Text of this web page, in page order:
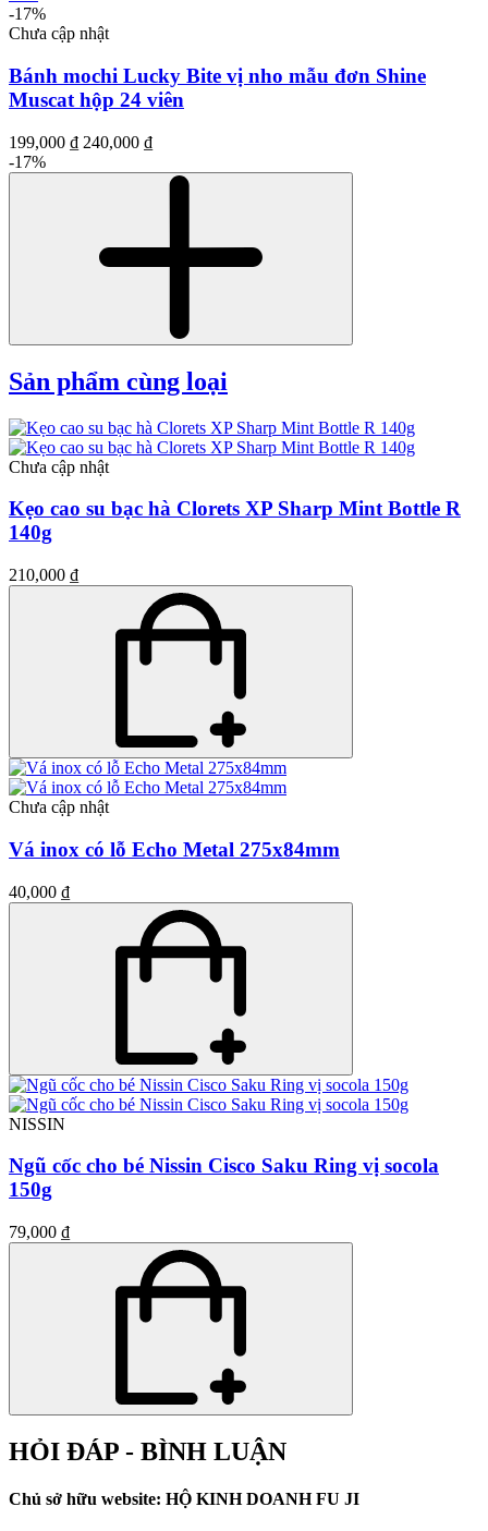
-17%
Chưa cập nhật
Bánh mochi Lucky Bite vị nho mẫu đơn Shine
Muscat hộp 24 viên
199,000 ₫ 240,000 ₫
-17%
Sản phẩm cùng loại
Chưa cập nhật
Kẹo cao su bạc hà Clorets XP Sharp Mint Bottle R
140g
210,000 ₫
Chưa cập nhật
Vá inox có lỗ Echo Metal 275x84mm
40,000 ₫
NISSIN
Ngũ cốc cho bé Nissin Cisco Saku Ring vị socola
150g
79,000 ₫
HỎI ĐÁP - BÌNH LUẬN
Chủ sở hữu website: HỘ KINH DOANH FU JI